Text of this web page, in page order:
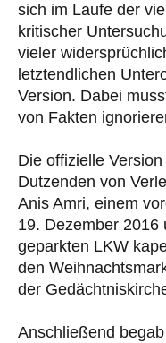
sich im Laufe der
kritischer
vieler
letztendlichen
Version. Dabei
von Fakten
Die offizielle
Dutzenden von
Anis Amri, einem
19. Dezember 2016
geparkten LKW
den
der
Anschließend